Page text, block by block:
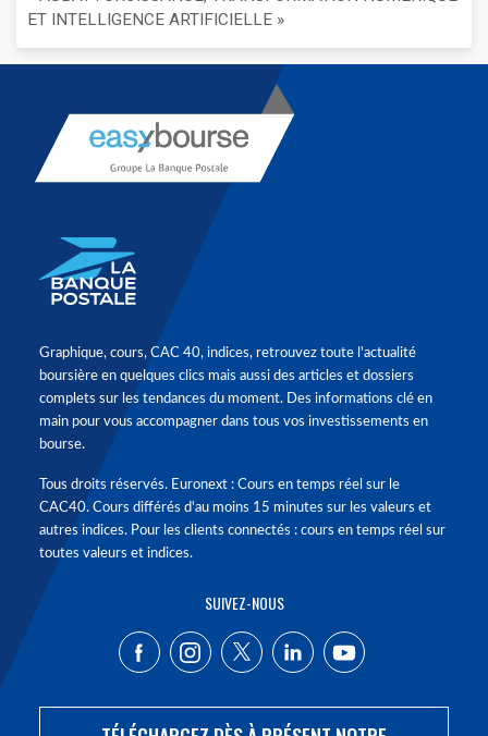
ET INTELLIGENCE ARTIFICIELLE »
Graphique, cours, CAC 40, indices, retrouvez toute l'actualité
boursière en quelques clics mais aussi des articles et dossiers
complets sur les tendances du moment. Des informations clé en
main pour vous accompagner dans tous vos investissements en
bourse.
Tous droits réservés. Euronext : Cours en temps réel sur le
CAC40. Cours différés d'au moins 15 minutes sur les valeurs et
autres indices. Pour les clients connectés : cours en temps réel sur
toutes valeurs et indices.
SUIVEZ-NOUS